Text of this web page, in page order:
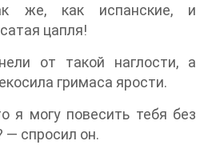
же, как испанские, и
цапля!
от такой наглости, а
гримаса ярости.
я могу повесить тебя без
— спросил он.